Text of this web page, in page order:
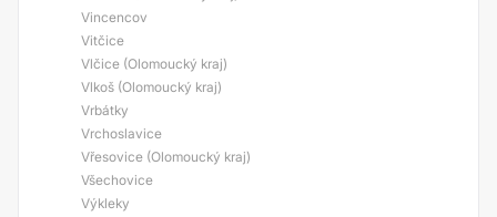
Vincencov
Vitčice
Vlčice (Olomoucký kraj)
Vlkoš (Olomoucký kraj)
Vrbátky
Vrchoslavice
Vřesovice (Olomoucký kraj)
Všechovice
Výkleky